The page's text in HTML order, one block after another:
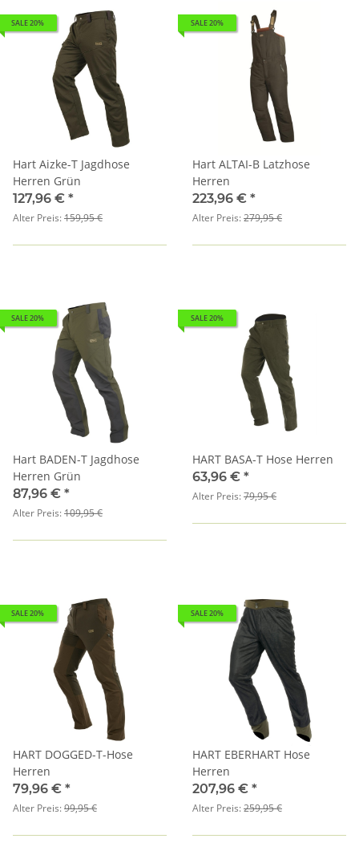
SALE 20%
Hart Aizke-T Jagdhose
Herren Grün
127,96 € *
Alter Preis:159,95 €
SALE 20%
Hart ALTAI-B Latzhose
Herren
223,96 € *
Alter Preis:279,95 €
SALE 20%
Hart BADEN-T Jagdhose
Herren Grün
87,96 € *
Alter Preis:109,95 €
SALE 20%
HART BASA-T Hose Herren
63,96 € *
Alter Preis:79,95 €
SALE 20%
HART DOGGED-T-Hose
Herren
79,96 € *
Alter Preis:99,95 €
SALE 20%
HART EBERHART Hose
Herren
207,96 € *
Alter Preis:259,95 €